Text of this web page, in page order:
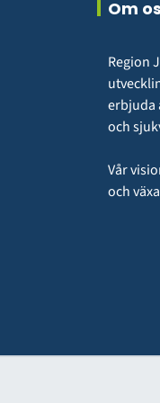
Om
Region
erbjuda
och
Vår
och